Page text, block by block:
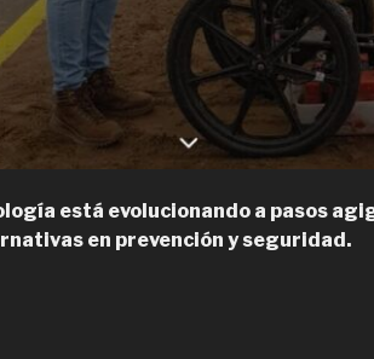
está evolucionando a pasos
en prevención y seguridad.